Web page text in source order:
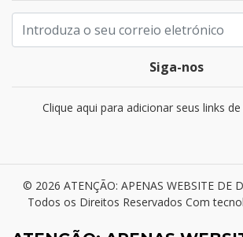
Siga-nos
Clique aqui para adicionar seus links
© 2026 ATENÇÃO: APENAS WEBSITE DE
Todos os Direitos Reservados Com